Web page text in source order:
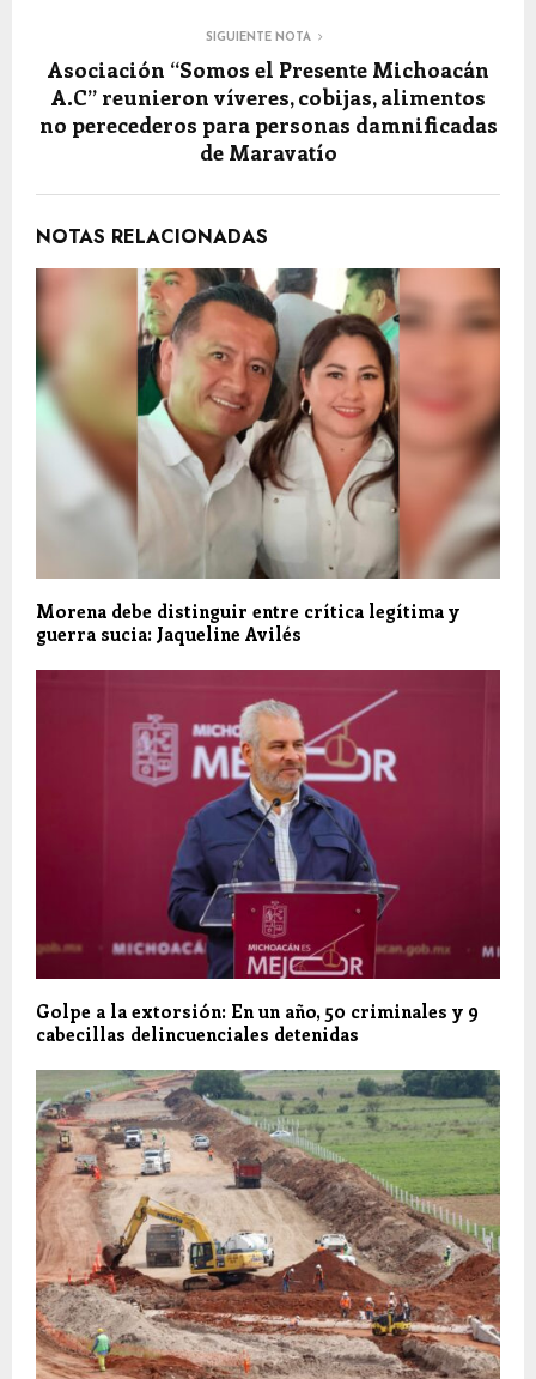
SIGUIENTE NOTA
Asociación “Somos el Presente Michoacán
A.C” reunieron víveres, cobijas, alimentos
no perecederos para personas damnificadas
de Maravatío
NOTAS RELACIONADAS
Morena debe distinguir entre crítica legítima y
guerra sucia: Jaqueline Avilés
Golpe a la extorsión: En un año, 50 criminales y 9
cabecillas delincuenciales detenidas